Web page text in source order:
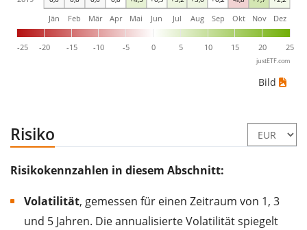
-25 -20 -15 -10 -5 0 5 10 15 20 25
Jän Feb Mär Apr Mai Jun Jul Aug Sep Okt Nov Dez
justETF.com
Bild
Risiko
Risikokennzahlen in diesem Abschnitt:
Volatilität, gemessen für einen Zeitraum von 1, 3
und 5 Jahren. Die annualisierte Volatilität spiegelt